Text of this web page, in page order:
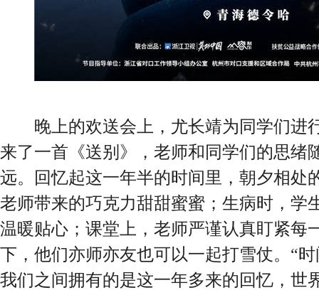
晚上的欢送会上，尤长靖为同学们进
来了一首《送别》，老师和同学们的思绪
远。回忆起这一年半的时间里，朝夕相处
老师带来的巧克力甜甜蜜蜜；生病时，学
温暖贴心；课堂上，老师严谨认真盯紧每
下，他们亦师亦友也可以一起打雪仗。“
我们之间拥有的是这一年多来的回忆，世